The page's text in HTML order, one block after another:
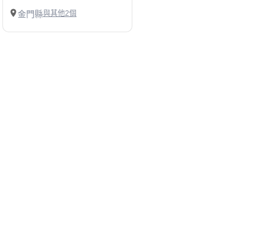
金門縣與其他2個